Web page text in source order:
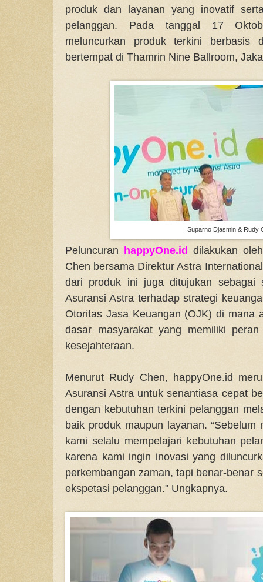
produk dan layanan yang inovatif
pelanggan. Pada tanggal 17
meluncurkan produk terkini berbasis
bertempat di Thamrin Nine Ballroom,
Suparno Djasmin & Rudy
Peluncuran happyOne.id dilakukan
Chen bersama Direktur Astra
dari produk ini juga ditujukan sebagai
Asuransi Astra terhadap strategi
Otoritas Jasa Keuangan (OJK) di mana
dasar masyarakat yang memiliki
kesejahteraan.
Menurut Rudy Chen, happyOne.id
Asuransi Astra untuk senantiasa cepat
dengan kebutuhan terkini pelanggan
baik produk maupun layanan. “Sebelum
kami selalu mempelajari kebutuhan
karena kami ingin inovasi yang
perkembangan zaman, tapi benar-benar
ekspetasi pelanggan." Ungkapnya.